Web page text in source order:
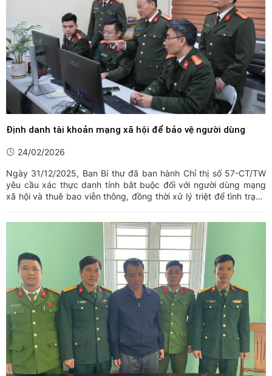
Định danh tài khoản mạng xã hội để bảo vệ người dùng
24/02/2026
Ngày 31/12/2025, Ban Bí thư đã ban hành Chỉ thị số 57-CT/TW
yêu cầu xác thực danh tính bắt buộc đối với người dùng mạng
xã hội và thuê bao viễn thông, đồng thời xử lý triệt để tình trạng